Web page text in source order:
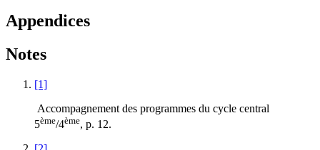
Appendices
Notes
[1]
Accompagnement des programmes du cycle central
5ème/4ème, p. 12.